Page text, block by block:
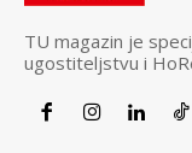
TU magazin je
ugostiteljstvu i